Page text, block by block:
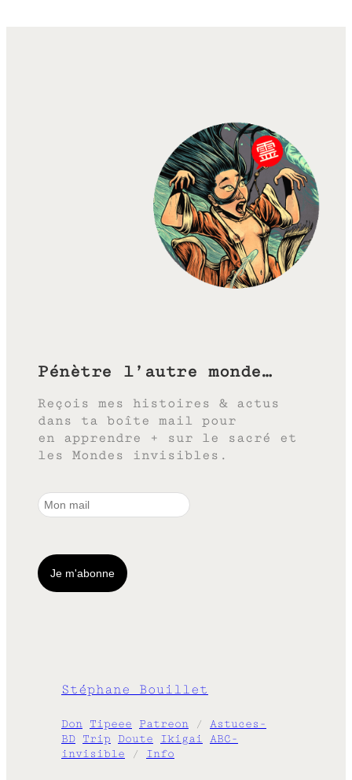
Pénètre l’autre monde…
Reçois mes histoires & actus
dans ta boîte mail pour
en apprendre + sur le sacré et
les Mondes invisibles.
Stéphane Bouillet
Don Tipeee Patreon / Astuces-
BD Trip Doute Ikigai ABC-
invisible / Info